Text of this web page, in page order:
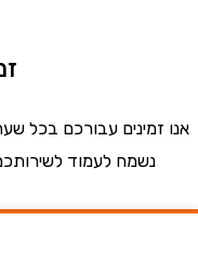
זמינות
עבורכם בכל שעה
נשמח לעמוד לשירותכם